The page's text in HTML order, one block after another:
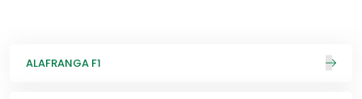
ALAFRANGA F1